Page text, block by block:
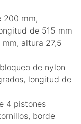
200 mm,
de 515 mm
altura 27,5
de nylon
longitud de
4 pistones
borde